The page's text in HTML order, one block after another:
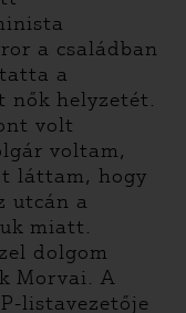
a családban
a
nők helyzetét.
volt
voltam,
láttam, hogy
utcán a
miatt.
dolgom
Morvai. A
listavezetője